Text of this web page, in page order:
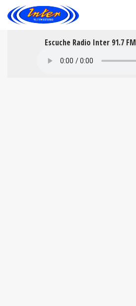
Escuche Radio Inter 91.7 FM